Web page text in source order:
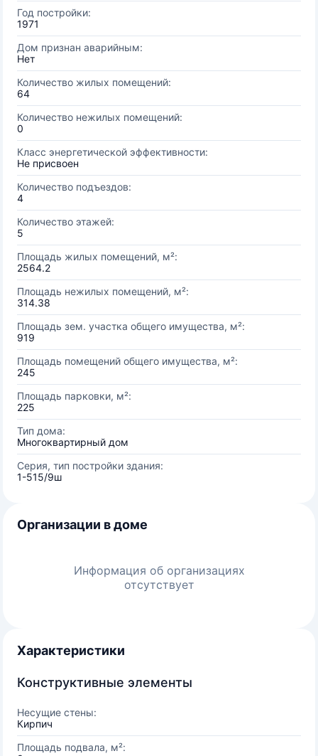
Год постройки:
1971
Дом признан аварийным:
Нет
Количество жилых помещений:
64
Количество нежилых помещений:
0
Класс энергетической эффективности:
Не присвоен
Количество подъездов:
4
Количество этажей:
5
Площадь жилых помещений, м²:
2564.2
Площадь нежилых помещений, м²:
314.38
Площадь зем. участка общего имущества, м²:
919
Площадь помещений общего имущества, м²:
245
Площадь парковки, м²:
225
Тип дома:
Многоквартирный дом
Серия, тип постройки здания:
1-515/9ш
Организации в доме
Информация об организациях
отсутствует
Характеристики
Конструктивные элементы
Несущие стены:
Кирпич
Площадь подвала, м²: